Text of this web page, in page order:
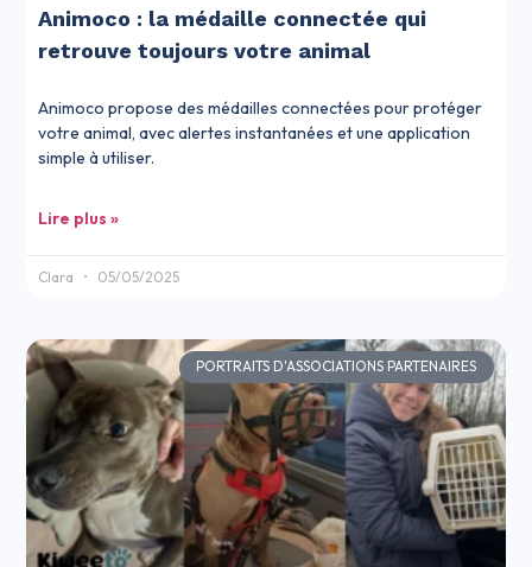
Animoco : la médaille connectée qui
retrouve toujours votre animal
Animoco propose des médailles connectées pour protéger
votre animal, avec alertes instantanées et une application
simple à utiliser.
Lire plus »
Clara 05/05/2025
PORTRAITS D'ASSOCIATIONS PARTENAIRES